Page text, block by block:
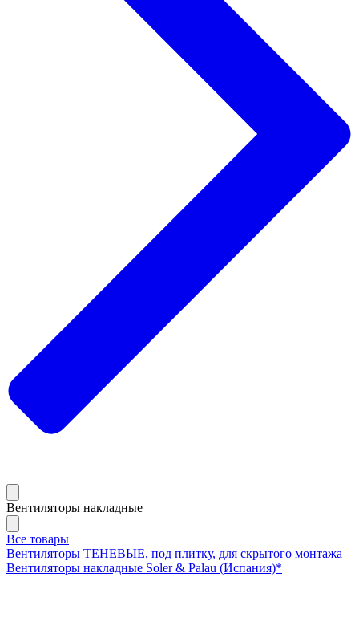
Вентиляторы накладные
Все товары
Вентиляторы ТЕНЕВЫЕ, под плитку, для скрытого монтажа
Вентиляторы накладные Soler & Palau (Испания)*